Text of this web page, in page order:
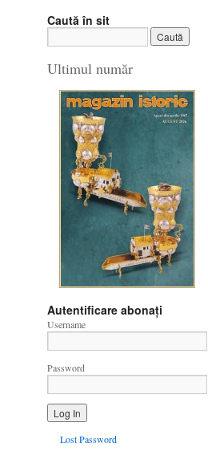
Caută în sit
Ultimul număr
Autentificare abonați
Username
Password
Lost Password